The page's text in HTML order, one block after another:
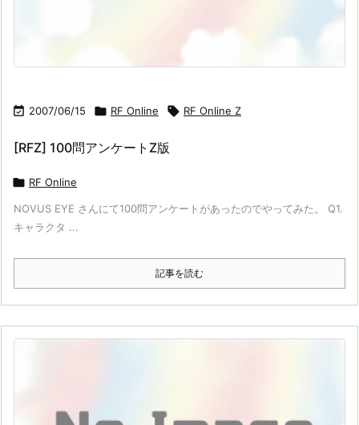
 2007/06/15  RF Online  RF Online Z
[RFZ] 100問アンケートZ版
 RF Online
NOVUS EYE さんにて100問アンケートがあったのでやってみた。 Q1.
キャラクタ ...
記事を読む